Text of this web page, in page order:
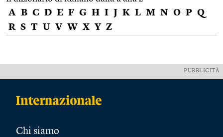
A B C D E F G H I J K L M N O P Q
R S T U V W X Y Z
PUBBLICITÀ
Chi siamo